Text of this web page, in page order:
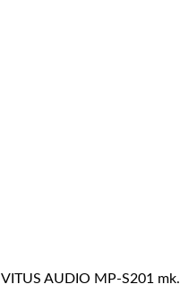
VITUS AUDIO MP-S201 mk.I